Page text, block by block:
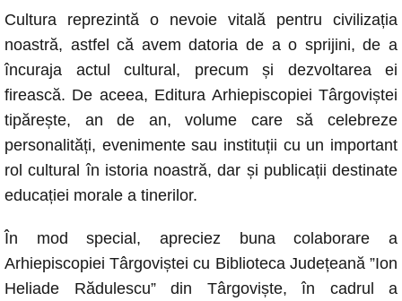
Cultura reprezintă o nevoie vitală pentru civilizația
noastră, astfel că avem datoria de a o sprijini, de a
încuraja actul cultural, precum și dezvoltarea ei
firească. De aceea, Editura Arhiepiscopiei Târgoviștei
tipărește, an de an, volume care să celebreze
personalități, evenimente sau instituții cu un important
rol cultural în istoria noastră, dar și publicații destinate
educației morale a tinerilor.
În mod special, apreciez buna colaborare a
Arhiepiscopiei Târgoviștei cu Biblioteca Județeană ”Ion
Heliade Rădulescu” din Târgoviște, în cadrul a